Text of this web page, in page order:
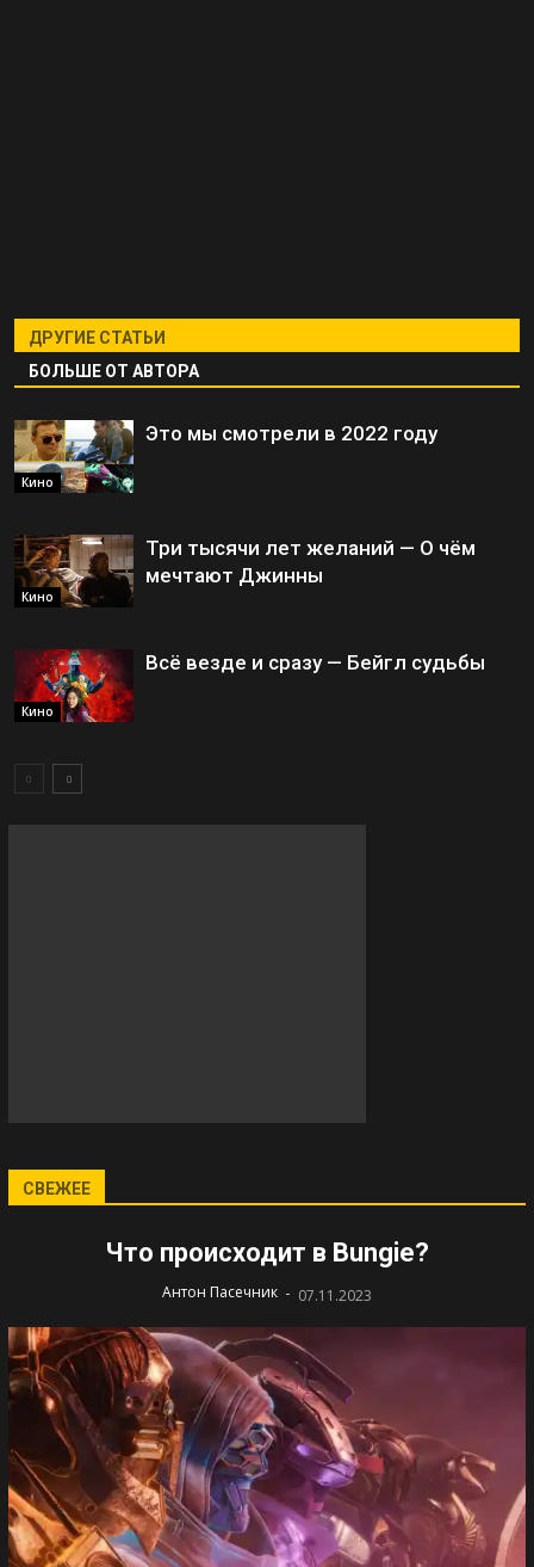
ДРУГИЕ СТАТЬИ
БОЛЬШЕ ОТ АВТОРА
Кино
Это мы смотрели в 2022 году
Кино
Три тысячи лет желаний — О чём
мечтают Джинны
Кино
Всё везде и сразу — Бейгл судьбы
СВЕЖЕЕ
Что происходит в Bungie?
Антон Пасечник - 07.11.2023